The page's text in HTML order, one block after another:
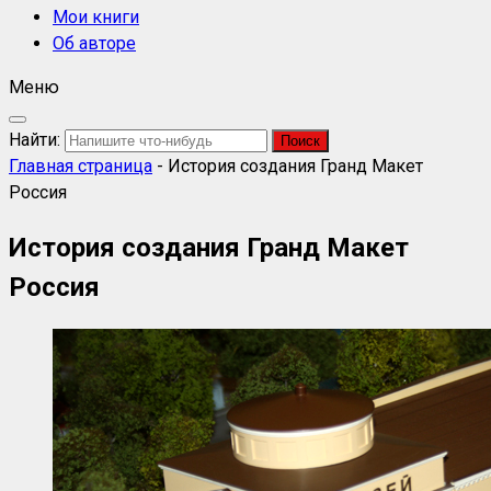
Мои книги
Об авторе
Меню
Найти:
Главная страница - История создания Гранд Макет
Россия
История создания Гранд Макет
Россия